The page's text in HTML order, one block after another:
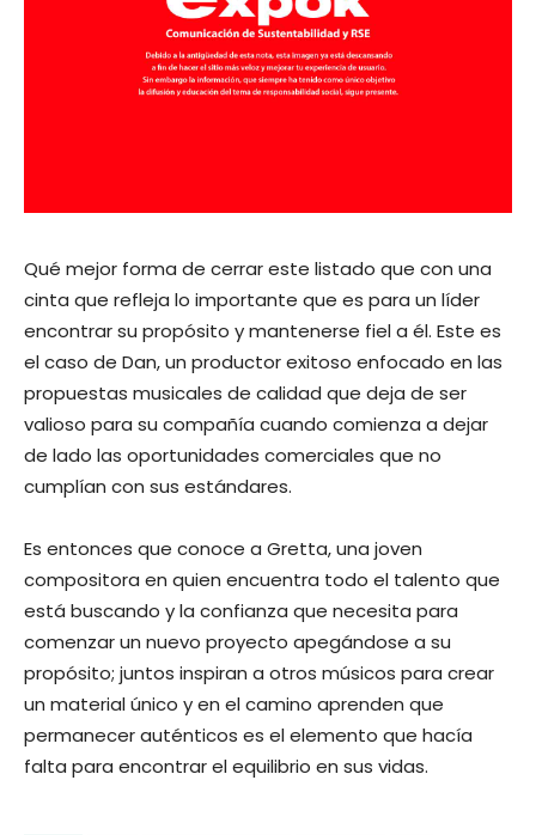
Qué mejor forma de cerrar este listado que con una
cinta que refleja lo importante que es para un líder
encontrar su propósito y mantenerse fiel a él. Este es
el caso de Dan, un productor exitoso enfocado en las
propuestas musicales de calidad que deja de ser
valioso para su compañía cuando comienza a dejar
de lado las oportunidades comerciales que no
cumplían con sus estándares.
Es entonces que conoce a Gretta, una joven
compositora en quien encuentra todo el talento que
está buscando y la confianza que necesita para
comenzar un nuevo proyecto apegándose a su
propósito; juntos inspiran a otros músicos para crear
un material único y en el camino aprenden que
permanecer auténticos es el elemento que hacía
falta para encontrar el equilibrio en sus vidas.